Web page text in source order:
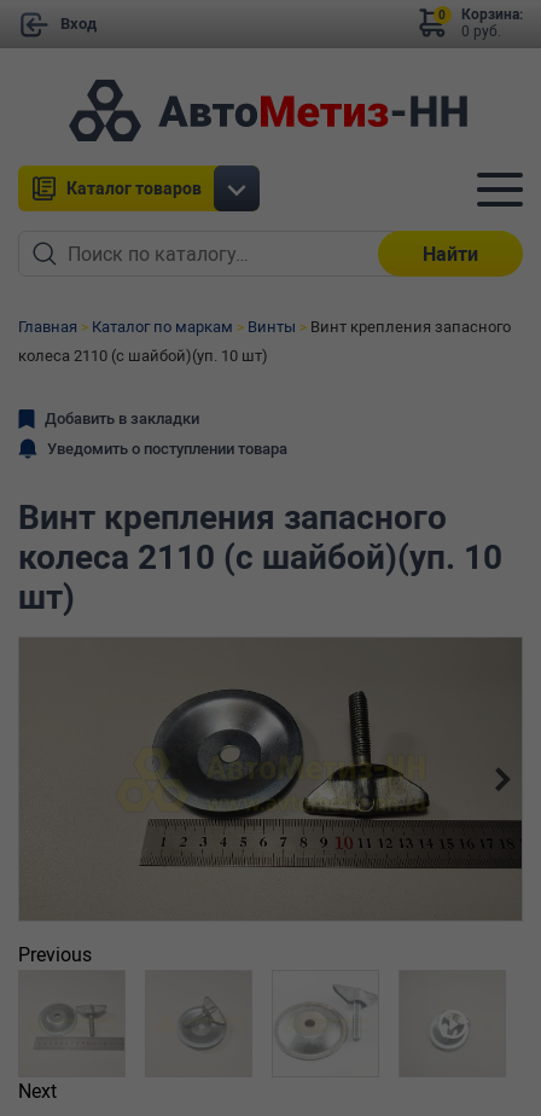
Вход
Корзина:
0 руб.
0
Каталог товаров
Найти
Главная Каталог по маркам Винты
Винт крепления запасного
колеса 2110 (с шайбой)(уп. 10 шт)
Добавить в закладки
Уведомить о поступлении товара
Винт крепления запасного
колеса 2110 (с шайбой)(уп. 10
шт)
Previous
Next